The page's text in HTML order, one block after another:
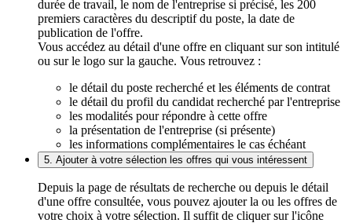
durée de travail, le nom de l'entreprise si précisé, les 200
premiers caractères du descriptif du poste, la date de
publication de l'offre.
Vous accédez au détail d'une offre en cliquant sur son intitulé
ou sur le logo sur la gauche. Vous retrouvez :
le détail du poste recherché et les éléments de contrat
le détail du profil du candidat recherché par l'entreprise
les modalités pour répondre à cette offre
la présentation de l'entreprise (si présente)
les informations complémentaires le cas échéant
5. Ajouter à votre sélection les offres qui vous intéressent
Depuis la page de résultats de recherche ou depuis le détail
d'une offre consultée, vous pouvez ajouter la ou les offres de
votre choix à votre sélection. Il suffit de cliquer sur l'icône